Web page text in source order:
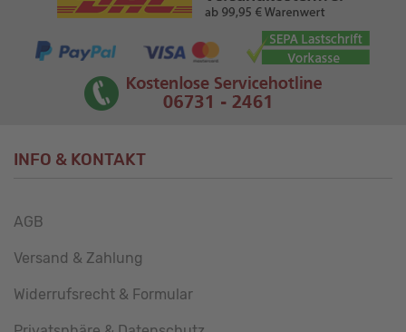
INFO & KONTAKT
AGB
Versand & Zahlung
Widerrufsrecht & Formular